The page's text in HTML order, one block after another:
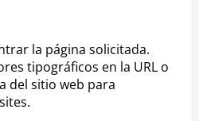
la página solicitada.
tipográficos en la URL o
del sitio web para